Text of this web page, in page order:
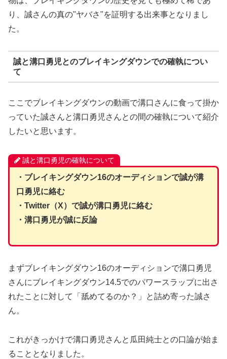
り、誠さんの真の"ヤバさ"を証明する出来事となりまし
た。
誠と溝口勇児とのブレイキングダウンでの確執につい
て
ここでブレイキングダウンの動画で溝口さんに食って掛か
っていた誠さんと溝口勇児さんとの間の確執について紹介
したいと思います。
誠と溝口勇児の確執について
・ブレイキングダウン16のオーディションで誠が溝
口勇児に絡む
・Twitter（X）で誠が溝口勇児に絡む
・溝口勇児が誠に反論
まずブレイキングダウン16のオーディションで溝口勇児
さんにブレイキングダウン14.5でのパワースラップに出さ
れたことに対して「舐めてるのか？」と詰め寄った誠さ
ん。
これがきっかけで溝口勇児さんと瓜田純士との口論が始ま
ることとなりました。